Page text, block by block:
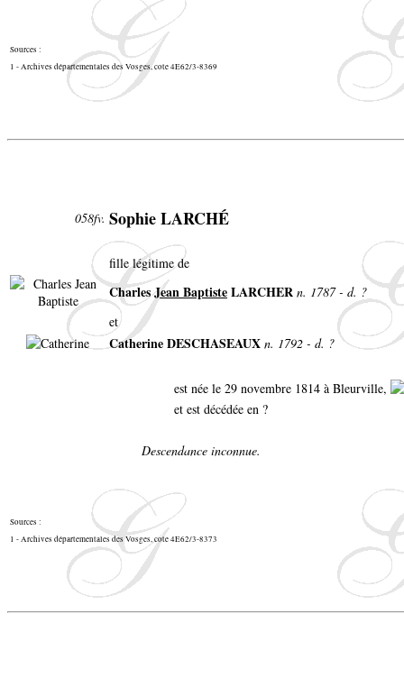
Sources :
1 - Archives départementales des Vosges, cote 4E62/3-8369
058fv. Sophie LARCHÉ
fille légitime de
CharlesJean BaptisteLARCHER n. 1787 - d. ?
et
Catherine DESCHASEAUX n. 1792 - d. ?
est née le 29 novembre 1814 à Bleurville,
et est décédée en ?
Descendance inconnue.
Sources :
1 - Archives départementales des Vosges, cote 4E62/3-8373